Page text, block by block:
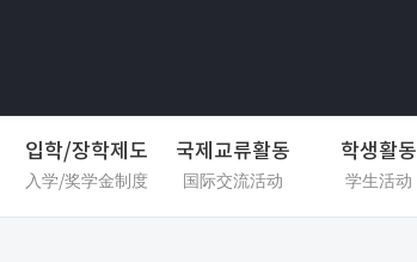
입학/장학제도
入学/奖学金制度
국제교류활동
国际交流活动
학생활동
学生活动